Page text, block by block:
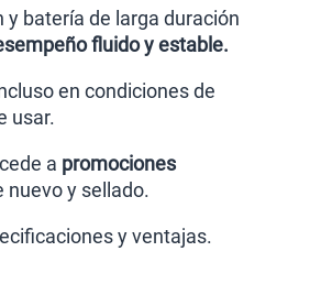
batería de larga duración
fluido y estable.
en condiciones de
usar.
a promociones
nuevo y sellado.
y ventajas.